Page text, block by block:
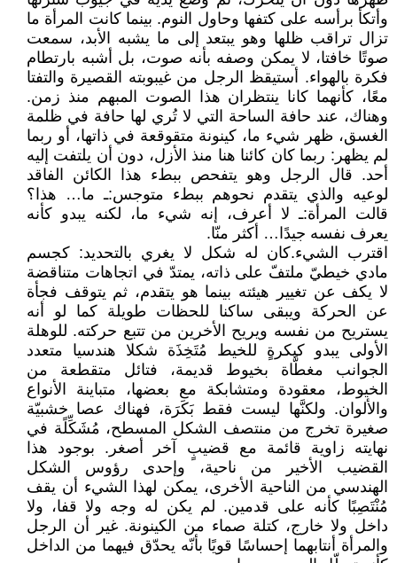
وأتكأ برأسه على كتفها وحاول النوم. بينما كانت المرأة ما
تزال تراقب ظلها وهو يبتعد إلى ما يشبه الأبد، سمعت
صوتًا خافتا، لا يمكن وصفه بأنه صوت، بل أشبه بارتطام
فكرة بالهواء. أستيقظ الرجل من غيبوبته القصيرة والتفتا
معًا، كأنهما كانا ينتظران هذا الصوت المبهم منذ زمن.
وهناك، عند حافة الساحة التي لا تُري لها حافة في ظلمة
الغسق، ظهر شيء ما، كينونة متقوقعة في ذاتها، أو ربما
لم يظهر: ربما كان كائنا هنا منذ الأزل، دون أن يلتفت إليه
أحد. قال الرجل وهو يتفحص ببطء هذا الكائن الفاقد
لوعيه والذي يتقدم نحوهم ببطء متوجس: ـ ما… هذا؟
قالت المرأة: ـ لا أعرف، إنه شيء ما، لكنه يبدو كأنه
يعرف نفسه جيدًا… أكثر منّا.
اقترب الشيء. كان له شكل لا يغري بالتحديد: كجسم
مادي خيطيّ ملتفّ على ذاته، يمتدّ في اتجاهات متناقضة
لا يكف عن تغيير هيئته بينما هو يتقدم، ثم يتوقف فجأة
عن الحركة ويبقى ساكنا للحظات طويلة كما لو أنه
يستريح من نفسه ويريح الأخرين من تتبع حركته. للوهلة
الأولى يبدو كبكرةٍ للخيط مُتَخِذَة شكلا هندسيا متعدد
الجوانب مغطَّاة بخيوط قديمة، فتائل متقطعة من
الخيوط، معقودة ومتشابكة مع بعضها، متباينة الأنواع
والألوان. ولكنَّها ليست فقط بَكَرَة، فهناك عصا خشبيّة
صغيرة تخرج من منتصف الشكل المسطح، مُشَكِّلًة في
نهايته زاوية قائمة مع قضيبٍ آخر أصغر. بوجود هذا
القضيب الأخير من ناحية، وإحدى رؤوس الشكل
الهندسي من الناحية الأخرى، يمكن لهذا الشيء أن يقف
مُنْتَصِبًا كأنه على قدمين. لم يكن له وجه ولا قفا، ولا
داخل ولا خارج، كتلة صماء من الكينونة. غير أن الرجل
والمرأة أنتابهما إحساسًا قويًا بأنّه يحدّق فيهما من الداخل